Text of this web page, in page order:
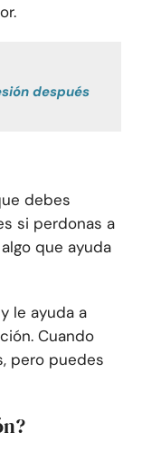
después
debes
si perdonas a
que ayuda
le ayuda a
Cuando
pero puedes